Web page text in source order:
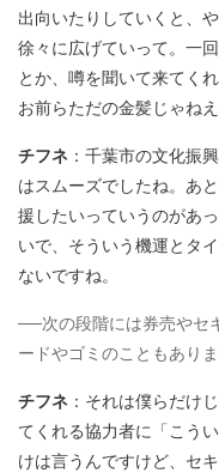
出向いたりしていくと、
徐々に広げていって。一
とか、噂を聞いて来てく
お前らただの金髪じゃね
チフネ ：千葉市の文化振
はスムーズでしたね。あ
援したいっていうのがあ
いで、そういう機運とタ
ないですね。
──次の段階には券売やセ
ードやゴミのこともありま
チフネ ：それは僕らだけ
てくれる協力者に「こう
けは言うんですけど、セ